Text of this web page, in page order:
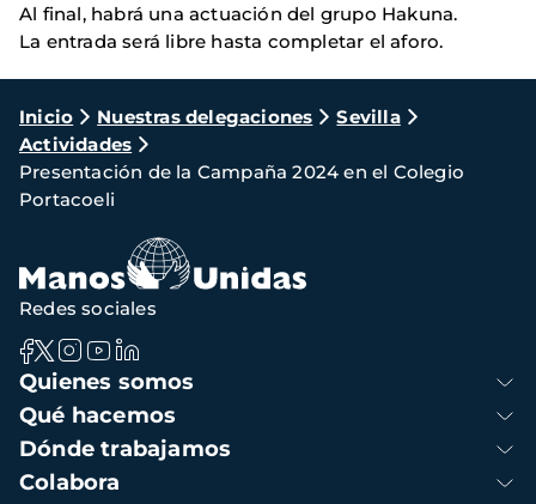
Al final, habrá una actuación del grupo Hakuna.
La entrada será libre hasta completar el aforo.
Ruta
de
navegación
Inicio Nuestras delegaciones
Sevilla
Actividades
Presentación de la Campaña 2024 en el Colegio
Portacoeli
Navegación
principal
Quienes somos
Qué hacemos
Dónde trabajamos
Colabora
Redes sociales